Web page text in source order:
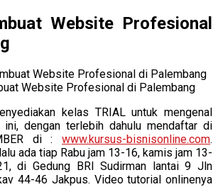
Website Profesional
Website Profesional di Palembang
kelas TRIAL untuk mengenal
ini, dengan terlebih dahulu mendaftar di
di : www.kursus-bisnisonline.com.
ada tiap Rabu jam 13-16, kamis jam 13-
di Gedung BRI Sudirman lantai 9 Jln
44-46 Jakpus. Video tutorial onlinenya